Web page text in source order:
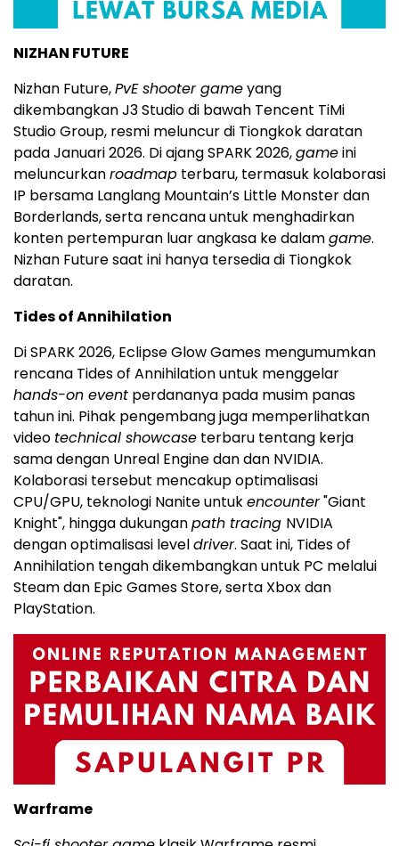
NIZHAN FUTURE
Nizhan Future,PvE shooter gameyang
dikembangkan J3 Studio di bawah Tencent TiMi
Studio Group, resmi meluncur di Tiongkok daratan
pada Januari 2026. Di ajang SPARK 2026,gameini
meluncurkanroadmap terbaru, termasuk kolaborasi
IP bersama Langlang Mountain’s Little Monster dan
Borderlands, serta rencana untuk menghadirkan
konten pertempuran luar angkasa ke dalamgame.
Nizhan Future saat ini hanya tersedia di Tiongkok
daratan.
Tides of Annihilation
Di SPARK 2026, Eclipse Glow Games mengumumkan
rencana Tides of Annihilation untuk menggelar
hands-on event perdananya pada musim panas
tahun ini. Pihak pengembang juga memperlihatkan
video technical showcase terbaru tentang kerja
sama dengan Unreal Engine dan dan NVIDIA.
Kolaborasi tersebut mencakup optimalisasi
CPU/GPU, teknologi Nanite untukencounter"Giant
Knight", hingga dukunganpath tracing NVIDIA
dengan optimalisasi leveldriver. Saat ini, Tides of
Annihilation tengah dikembangkan untuk PC melalui
Steam dan Epic Games Store, serta Xbox dan
PlayStation.
Warframe